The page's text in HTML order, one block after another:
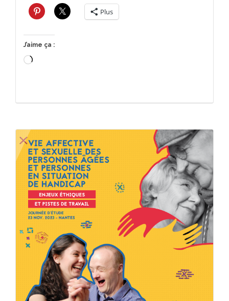
Plus
J’aime ça :
Chargement…